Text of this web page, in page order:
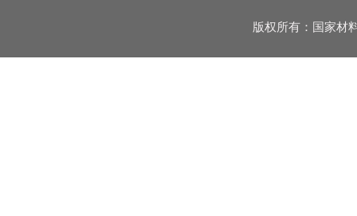
版权所有：国家材